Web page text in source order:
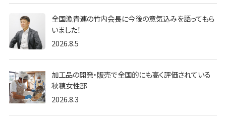
全国漁青連の竹内会長に今後の意気込みを語ってもら
いました！
2026.8.5
加工品の開発・販売で全国的にも高く評価されている
秋穂女性部
2026.8.3